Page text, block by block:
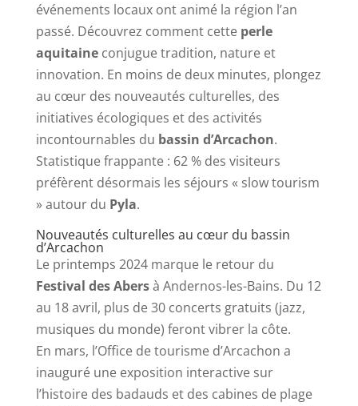
événements locaux ont animé la région l’an
passé. Découvrez comment cette perle
aquitaineconjugue tradition, nature et
innovation. En moins de deux minutes, plongez
au cœur des nouveautés culturelles, des
initiatives écologiques et des activités
incontournables du bassin d’Arcachon.
Statistique frappante : 62 % des visiteurs
préfèrent désormais les séjours « slow tourism
» autour du Pyla.
Nouveautés culturelles au cœur du bassin
d’Arcachon
Le printemps 2024 marque le retour du
Festival des Abersà Andernos-les-Bains. Du 12
au 18 avril, plus de 30 concerts gratuits (jazz,
musiques du monde) feront vibrer la côte.
En mars, l’Office de tourisme d’Arcachon a
inauguré une exposition interactive sur
l’histoire des badauds et des cabines de plage